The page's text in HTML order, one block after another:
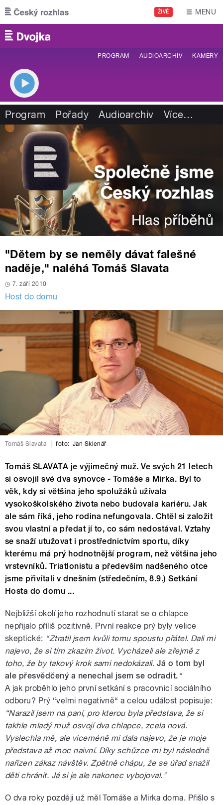
Přejít k hlavnímu obsahu
ŽIVĚ MENU
PROGRAM AUDIOARCHIV KAMERY
Program Pořady Audioarchiv Více…
"Dětem by se neměly dávat falešné
naděje," naléhá Tomáš Slavata
7. září 2010
Host do domu
Tomáš Slavata foto: Jan Sklenář
Tomáš SLAVATA je výjimečný muž. Ve svých 21 letech
si osvojil své dva synovce - Tomáše a Mirka. Byl to
věk, kdy si většina jeho spolužáků užívala
vysokoškolského života nebo budovala kariéru. Jak
ale sám říká, jeho rodina nefungovala. Chtěl si založit
svou vlastní a předat jí to, co sám nedostával. Vztahy
se snaží utužovat i prostřednictvím sportu, díky
kterému má prý hodnotnější program, než většina jeho
vrstevníků. Triatlonistu a především nadšeného otce
jsme přivítali v dnešním (středečním, 8.9.) Setkání
Hosta do domu ...
Nejbližší okolí jeho rozhodnutí starat se o chlapce
nepřijalo příliš pozitivně. První reakce prý byly velice
skeptické: “Ztratil jsem kvůli tomu spoustu přátel. Dali mi
najevo, že si tím zkazím život. Vycházeli ale zřejmě z
toho, že by takový krok sami nedokázali. Já o tom byl
ale přesvědčený a nenechal jsem se odradit. “
A jak proběhlo jeho první setkání s pracovnicí sociálního
odboru? Prý “velmi negativně“ a celou událost popisuje:
“Narazil jsem na paní, pro kterou byla představa, že si
takhle mladý muž osvojí dva chlapce, zcela nová.
Vyslechla mě, ale víceméně mi dala najevo, že je moje
představa až moc naivní. Díky schůzce mi byl následně
nařízen zákaz návštěv. Zpětně chápu, že se úřad snažil
děti chránit. Já si je ale nakonec vybojoval."
O dva roky později už měl Tomáše a Mirka doma. Přišlo s